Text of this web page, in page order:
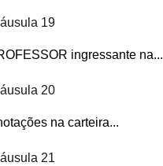
19
ingressante na...
20
na carteira...
21